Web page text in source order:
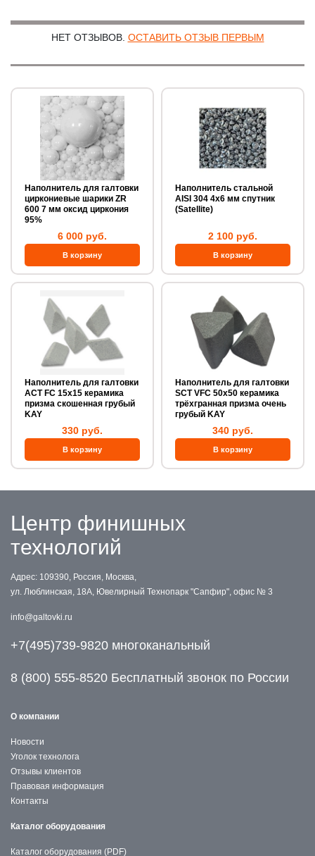
НЕТ ОТЗЫВОВ. ОСТАВИТЬ ОТЗЫВ ПЕРВЫМ
Наполнитель для галтовки
циркониевые шарики ZR
600 7 мм оксид циркония
95%
6 000 руб.
Наполнитель стальной
AISI 304 4x6 мм спутник
(Satellite)
2 100 руб.
Наполнитель для галтовки
ACT FC 15х15 керамика
призма скошенная грубый
KAY
330 руб.
Наполнитель для галтовки
SCT VFC 50х50 керамика
трёхгранная призма очень
грубый KAY
340 руб.
Центр финишных
технологий
Адрес: 109390, Россия, Москва,
ул. Люблинская, 18А, Ювелирный Технопарк "Сапфир", офис № 3
info@galtovki.ru
+7(495)739-9820 многоканальный
8 (800) 555-8520 Бесплатный звонок по России
О компании
Новости
Уголок технолога
Отзывы клиентов
Правовая информация
Контакты
Каталог оборудования
Каталог оборудования (PDF)